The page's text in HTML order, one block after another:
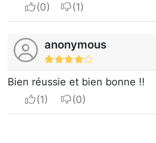
I apreciateI do not appreciate
anonymous
Bien réussie et bien bonne !!
I apreciateI do not appreciate